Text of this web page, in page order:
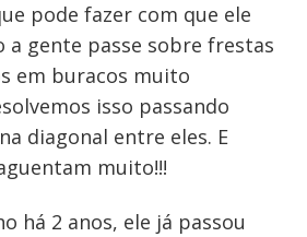
pode fazer com que ele
a gente passe sobre frestas
em buracos muito
isso passando
diagonal entre eles. E
muito!!!
há 2 anos, ele já passou